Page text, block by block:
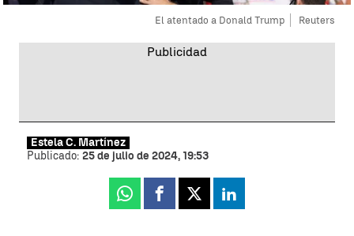
El atentado a Donald Trump Reuters
Estela C. Martínez
Publicado: 25 de julio de 2024, 19:53
Whatsapp
Facebook
X Linkedin